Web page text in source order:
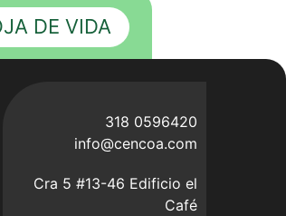
DE VIDA
318 0596420
info@cencoa.com
Cra 5 #13-46 Edificio el
Café